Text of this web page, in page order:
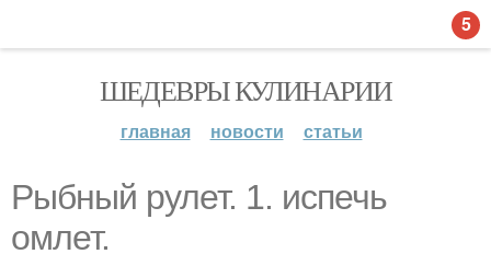
ШЕДЕВРЫ КУЛИНАРИИ
главная новости статьи
Рыбный рулет. 1. испечь
омлет.
5